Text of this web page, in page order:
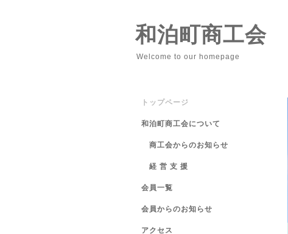
和泊町商工会
Welcome to our homepage
トップページ
和泊町商工会について
商工会からのお知らせ
経 営 支 援
会員一覧
会員からのお知らせ
アクセス